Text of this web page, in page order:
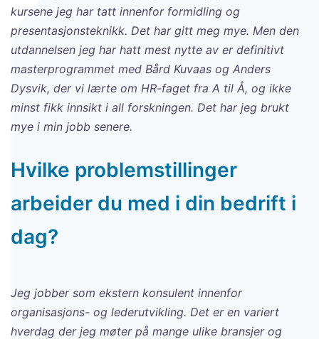
kursene jeg har tatt innenfor formidling og
presentasjonsteknikk. Det har gitt meg mye. Men den
utdannelsen jeg har hatt mest nytte av er definitivt
masterprogrammet med Bård Kuvaas og Anders
Dysvik, der vi lærte om HR-faget fra A til Å, og ikke
minst fikk innsikt i all forskningen. Det har jeg brukt
mye i min jobb senere.
Hvilke problemstillinger
arbeider du med i din bedrift i
dag?
Jeg jobber som ekstern konsulent innenfor
organisasjons- og lederutvikling. Det er en variert
hverdag der jeg møter på mange ulike bransjer og